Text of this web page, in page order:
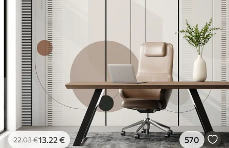
22.03€13 .22 € 570